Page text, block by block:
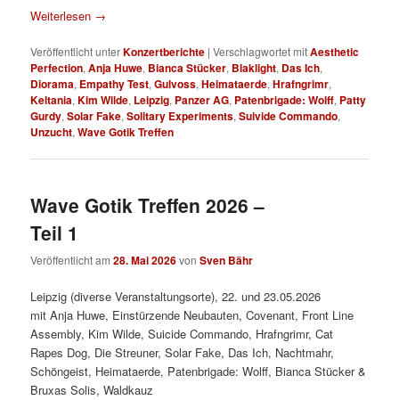
Weiterlesen →
Veröffentlicht unterKonzertberichte |Verschlagwortet mitAesthetic
Perfection,Anja Huwe, Bianca Stücker, Blaklight, Das Ich,
Diorama, Empathy Test,Gulvoss,Heimataerde,Hrafngrimr,
Keltania,Kim Wilde, Leipzig, Panzer AG, Patenbrigade: Wolff, Patty
Gurdy,Solar Fake,Solitary Experiments,Suivide Commando,
Unzucht,Wave Gotik Treffen
Wave Gotik Treffen 2026 –
Teil 1
Veröffentlicht am28. Mai 2026vonSven Bähr
Leipzig (diverse Veranstaltungsorte), 22. und 23.05.2026
mit Anja Huwe, Einstürzende Neubauten, Covenant, Front Line
Assembly, Kim Wilde, Suicide Commando, Hrafngrimr, Cat
Rapes Dog, Die Streuner, Solar Fake, Das Ich, Nachtmahr,
Schöngeist, Heimataerde, Patenbrigade: Wolff, Bianca Stücker &
Bruxas Solis, Waldkauz